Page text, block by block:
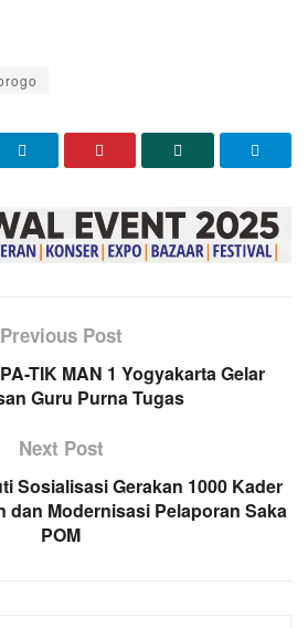
Previous Post
TIK MAN 1 Yogyakarta Gelar
Guru Purna Tugas
Next Post
Sosialisasi Gerakan 1000 Kader
dan Modernisasi Pelaporan Saka
POM